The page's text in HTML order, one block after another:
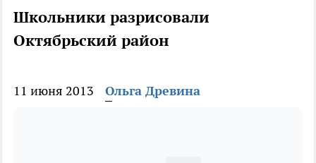
Школьники разрисовали
Октябрьский район
11 июня 2013 Ольга Древина